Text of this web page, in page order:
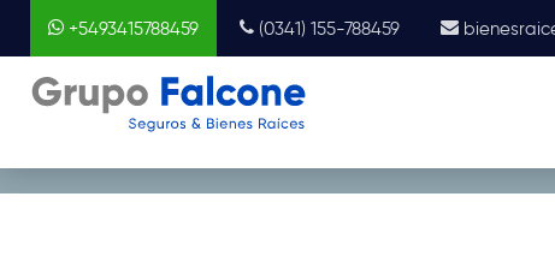
+5493415788459 (0341) 155-788459